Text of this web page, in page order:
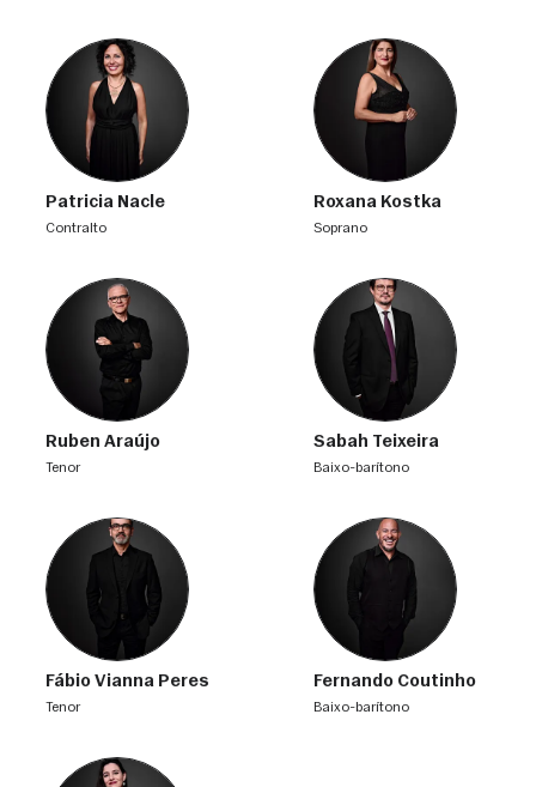
Patricia Nacle
contralto
Roxana Kostka
soprano
Ruben Araújo
tenor
Sabah Teixeira
baixo-barítono
Fábio Vianna Peres
tenor
Fernando Coutinho
baixo-barítono